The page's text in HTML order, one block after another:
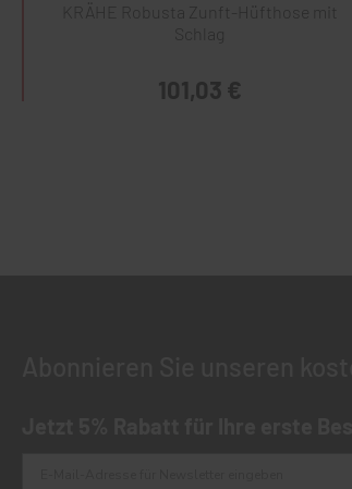
KRÄHE Robusta Zunft-Hüfthose mit
Schlag
101,03 €